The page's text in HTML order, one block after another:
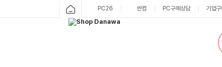
PC26 싼컴 PC구매상담 기업